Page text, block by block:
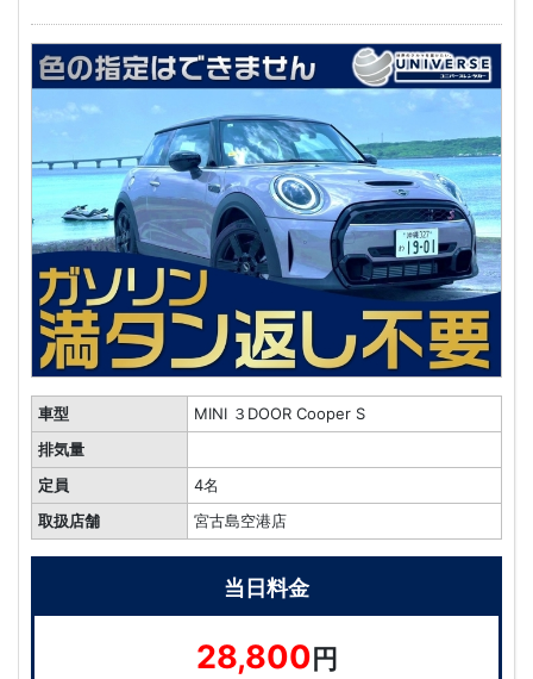
車型
MINI ３DOOR Cooper S
排気量
定員
4名
取扱店舗
宮古島空港店
当日料金
28,800円